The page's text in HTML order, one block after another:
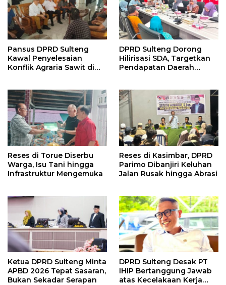
Pansus DPRD Sulteng
Kawal Penyelesaian
Konflik Agraria Sawit di
DPRD Sulteng Dorong
Hilirisasi SDA, Targetkan
Pendapatan Daerah
Reses di Torue Diserbu
Warga, Isu Tani hingga
Infrastruktur Mengemuka
Reses di Kasimbar, DPRD
Parimo Dibanjiri Keluhan
Jalan Rusak hingga Abrasi
Ketua DPRD Sulteng Minta
APBD 2026 Tepat Sasaran,
Bukan Sekadar Serapan
DPRD Sulteng Desak PT
IHIP Bertanggung Jawab
atas Kecelakaan Kerja